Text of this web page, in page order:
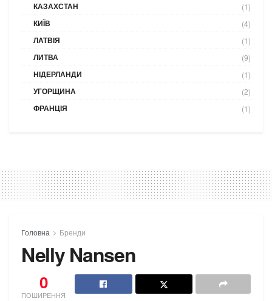
КАЗАХСТАН (1)
КИЇВ (4)
ЛАТВІЯ (1)
ЛИТВА (9)
НІДЕРЛАНДИ (1)
УГОРЩИНА (2)
ФРАНЦІЯ (1)
Головна Бренди
Nelly Nansen
0
ПОШИРЕННЯ